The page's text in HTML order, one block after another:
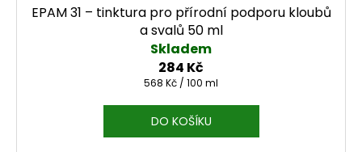
EPAM 31 – tinktura pro přírodní podporu kloubů
a svalů 50 ml
Skladem
284 Kč
Měrná cena:
568 Kč / 100 ml
DO KOŠÍKU